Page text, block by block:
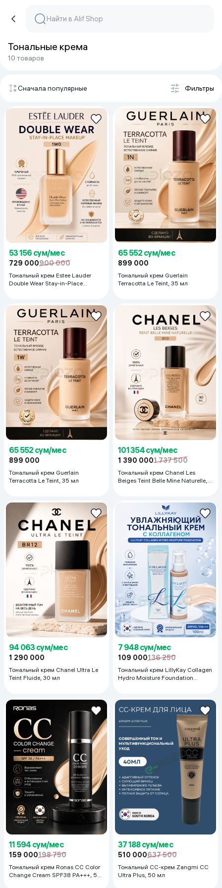
Тональные крема
10 товаров
Сначала популярные Фильтры
53 156 сум/мес
729 000900 000
Тональный крем Estee Lauder
Double Wear Stay-in-Place
65 552 сум/мес
899 000
Тональный крем Guerlain
Terracotta Le Teint, 35 мл
65 552 сум/мес
899 000
Тональный крем Guerlain
Terracotta Le Teint, 35 мл
101 354 сум/мес
1 390 0001 737 500
Тональный крем Chanel Les
Beiges Teint Belle Mine Naturelle,
94 063 сум/мес
1 290 000
Тональный крем Chanel Ultra Le
Teint Fluide, 30 мл
7 948 сум/мес
109 000136 250
Тональный крем LillyKay Collagen
Hydro Moisture Foundation
11 594 сум/мес
159 000198 750
Тональный крем Ronas CC Color
Change Cream SPF38 PA+++, 50
37 188 сум/мес
510 000637 500
Тональный CC-крем Zangmi CC
Ultra Plus, 50 мл